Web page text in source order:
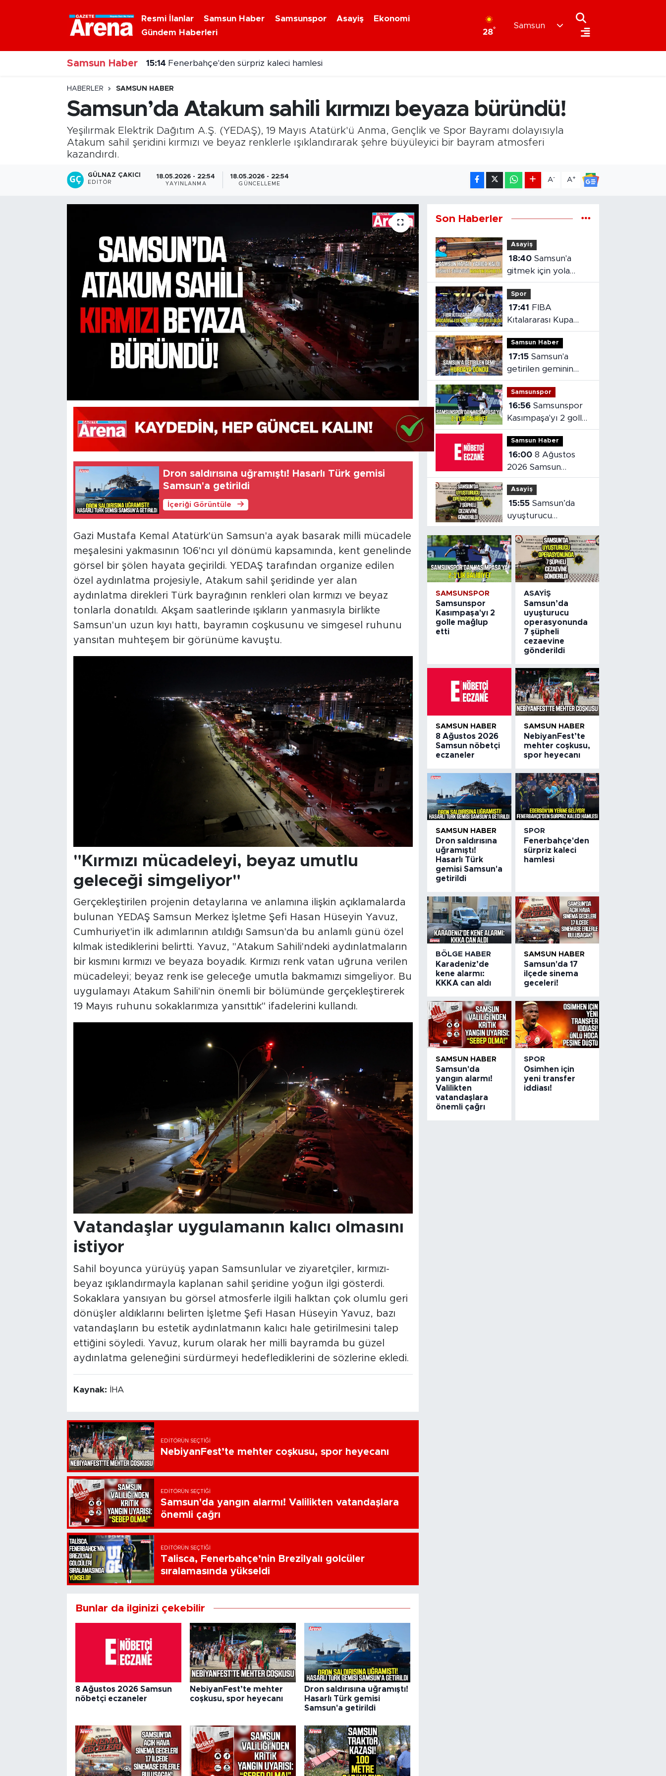
Resmi İlanlar Samsun Haber Samsunspor Asayiş
Ekonomi
Gündem Haberleri
28°
Samsun
Samsun Haber 15:14 Fenerbahçe'den sürpriz kaleci hamlesi
14:56 Karadeniz’de kene alarmı: KKKA can aldı
HABERLER SAMSUN HABER
Samsun’da Atakum sahili kırmızı beyaza büründü!
Yeşilırmak Elektrik Dağıtım A.Ş. (YEDAŞ), 19 Mayıs Atatürk'ü Anma, Gençlik ve Spor Bayramı dolayısıyla
Atakum sahil şeridini kırmızı ve beyaz renklerle ışıklandırarak şehre büyüleyici bir bayram atmosferi
kazandırdı.
GÜLNAZ ÇAKICI
EDITÖR
18.05.2026 - 22:54
YAYINLANMA
18.05.2026 - 22:54
GÜNCELLEME
A- A+
Dron saldırısına uğramıştı! Hasarlı Türk gemisi
Samsun'a getirildi
İçeriği Görüntüle
Gazi Mustafa Kemal Atatürk'ün Samsun'a ayak basarak milli mücadele
meşalesini yakmasının 106'ncı yıl dönümü kapsamında, kent genelinde
görsel bir şölen hayata geçirildi. YEDAŞ tarafından organize edilen
özel aydınlatma projesiyle, Atakum sahil şeridinde yer alan
aydınlatma direkleri Türk bayrağının renkleri olan kırmızı ve beyaz
tonlarla donatıldı. Akşam saatlerinde ışıkların yanmasıyla birlikte
Samsun'un uzun kıyı hattı, bayramın coşkusunu ve simgesel ruhunu
yansıtan muhteşem bir görünüme kavuştu.
"Kırmızı mücadeleyi, beyaz umutlu
geleceği simgeliyor"
Gerçekleştirilen projenin detaylarına ve anlamına ilişkin açıklamalarda
bulunan YEDAŞ Samsun Merkez İşletme Şefi Hasan Hüseyin Yavuz,
Cumhuriyet'in ilk adımlarının atıldığı Samsun'da bu anlamlı günü özel
kılmak istediklerini belirtti. Yavuz, "Atakum Sahili'ndeki aydınlatmaların
bir kısmını kırmızı ve beyaza boyadık. Kırmızı renk vatan uğruna verilen
mücadeleyi; beyaz renk ise geleceğe umutla bakmamızı simgeliyor. Bu
uygulamayı Atakum Sahili'nin önemli bir bölümünde gerçekleştirerek
19 Mayıs ruhunu sokaklarımıza yansıttık" ifadelerini kullandı.
Vatandaşlar uygulamanın kalıcı olmasını
istiyor
Sahil boyunca yürüyüş yapan Samsunlular ve ziyaretçiler, kırmızı-
beyaz ışıklandırmayla kaplanan sahil şeridine yoğun ilgi gösterdi.
Sokaklara yansıyan bu görsel atmosferle ilgili halktan çok olumlu geri
dönüşler aldıklarını belirten İşletme Şefi Hasan Hüseyin Yavuz, bazı
vatandaşların bu estetik aydınlatmanın kalıcı hale getirilmesini talep
ettiğini söyledi. Yavuz, kurum olarak her milli bayramda bu güzel
aydınlatma geleneğini sürdürmeyi hedeflediklerini de sözlerine ekledi.
Kaynak: İHA
EDITÖRÜN SEÇTIĞI
NebiyanFest’te mehter coşkusu, spor heyecanı
EDITÖRÜN SEÇTIĞI
Samsun'da yangın alarmı! Valilikten vatandaşlara
önemli çağrı
EDITÖRÜN SEÇTIĞI
Talisca, Fenerbahçe’nin Brezilyalı golcüler
sıralamasında yükseldi
Bunlar da ilginizi çekebilir
8 Ağustos 2026 Samsun
nöbetçi eczaneler
NebiyanFest’te mehter
coşkusu, spor heyecanı
Dron saldırısına uğramıştı!
Hasarlı Türk gemisi
Samsun'a getirildi
Son Haberler
Asayiş
18:40 Samsun'a
gitmek için yola
çıkan bisikletiye
otomobil çarptı
Spor
17:41
Kıtalararası Kupa
2026’da mücadele
edecek takımlar
belli oldu
Samsun Haber
17:15 Samsun'a
getirilen geminin
hasarı ortaya çıktı
Samsunspor
16:56 Samsunspor
Kasımpaşa'yı 2 golle
mağlup etti
Samsun Haber
16:00 8 Ağustos
2026 Samsun
nöbetçi eczaneler
Asayiş
15:55 Samsun’da
uyuşturucu
operasyonunda 7
şüpheli cezaevine
gönderildi
SAMSUNSPOR
Samsunspor
Kasımpaşa'yı 2
golle mağlup
etti
ASAYIŞ
Samsun’da
uyuşturucu
operasyonunda
7 şüpheli
cezaevine
gönderildi
SAMSUN HABER
8 Ağustos 2026
Samsun nöbetçi
eczaneler
SAMSUN HABER
NebiyanFest’te
mehter coşkusu,
spor heyecanı
SAMSUN HABER
Dron saldırısına
uğramıştı!
Hasarlı Türk
gemisi Samsun'a
getirildi
SPOR
Fenerbahçe'den
sürpriz kaleci
hamlesi
BÖLGE HABER
Karadeniz’de
kene alarmı:
KKKA can aldı
SAMSUN HABER
Samsun'da 17
ilçede sinema
geceleri!
SAMSUN HABER
Samsun'da
yangın alarmı!
Valilikten
vatandaşlara
önemli çağrı
SPOR
Osimhen için
yeni transfer
iddiası!
Nöbetçi Eczaneler
Hava Durumu
Samsun Namaz Vakitleri
Trafik Durumu
Süper Lig Puan Durumu ve Fikstür
Son Dakika Haberleri